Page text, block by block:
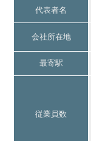
代表者名
会社所在地
最寄駅
従業員数